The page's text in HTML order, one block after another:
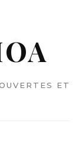
ET